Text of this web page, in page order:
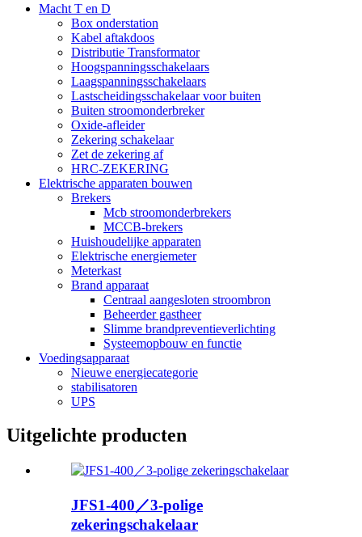
Macht T en D
Box onderstation
Kabel aftakdoos
Distributie Transformator
Hoogspanningsschakelaars
Laagspanningsschakelaars
Lastscheidingsschakelaar voor buiten
Buiten stroomonderbreker
Oxide-afleider
Zekering schakelaar
Zet de zekering af
HRC-ZEKERING
Elektrische apparaten bouwen
Brekers
Mcb stroomonderbrekers
MCCB-brekers
Huishoudelijke apparaten
Elektrische energiemeter
Meterkast
Brand apparaat
Centraal aangesloten stroombron
Beheerder gastheer
Slimme brandpreventieverlichting
Systeemopbouw en functie
Voedingsapparaat
Nieuwe energiecategorie
stabilisatoren
UPS
Uitgelichte producten
JFS1-400／3-polige
zekeringschakelaar